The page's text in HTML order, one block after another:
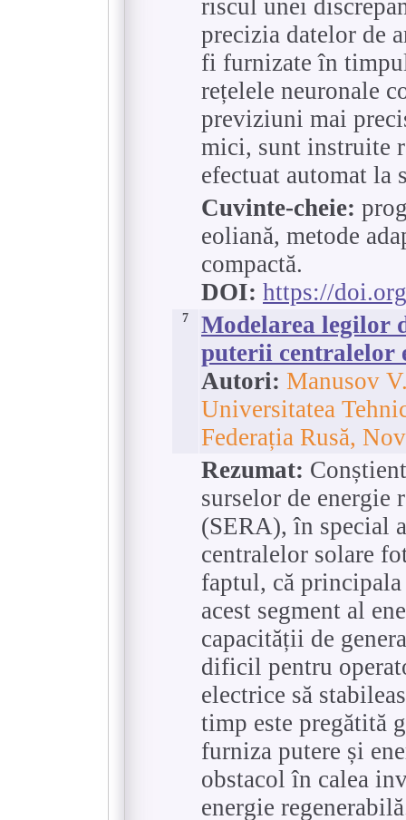
riscul unei
precizia datelor de
fi furnizate în
rețelele neuronale
previziuni mai
mici, sunt instruite
efectuat automat la
Cuvinte-cheie:
eoliană, metode
compactă.
DOI: https://
7
Modelarea
puterii centralelor
Autori: Manusov
Universitatea
Federația Rusă,
Rezumat:
surselor de energie
(SERA), în special
centralelor solare
faptul, că
acest segment al
capacității de
dificil pentru
electrice să
timp este pregătită
furniza putere și
obstacol în calea
energie